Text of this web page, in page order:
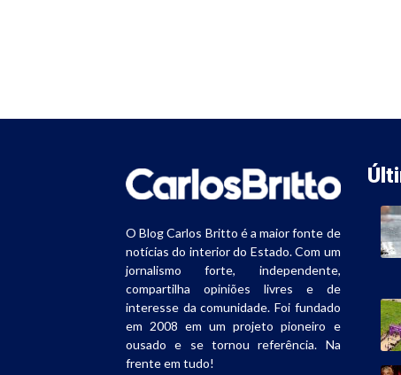
O Blog Carlos Britto é a maior fonte de
notícias do interior do Estado. Com um
jornalismo forte, independente,
compartilha opiniões livres e de
interesse da comunidade. Foi fundado
em 2008 em um projeto pioneiro e
ousado e se tornou referência. Na
frente em tudo!